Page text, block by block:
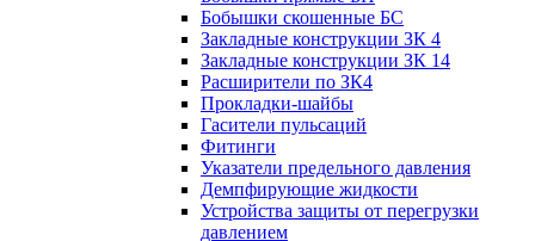
Бобышки скошенные БС
Закладные конструкции ЗК 4
Закладные конструкции ЗК 14
Расширители по ЗК4
Прокладки-шайбы
Гасители пульсаций
Фитинги
Указатели предельного давления
Демпфирующие жидкости
Устройства защиты от перегрузки
давлением